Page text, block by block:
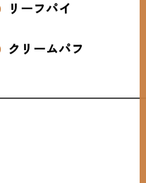
リーフパイ
クリームパフ